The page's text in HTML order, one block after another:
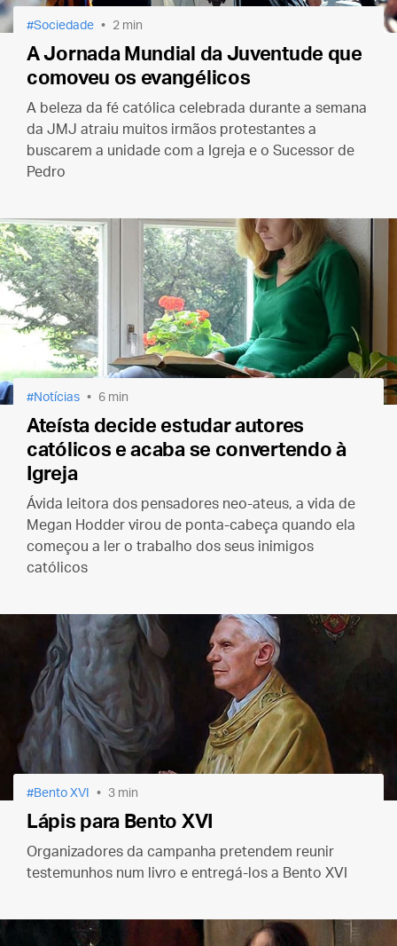
Sociedade 2 min
A Jornada Mundial da Juventude que
comoveu os evangélicos
A beleza da fé católica celebrada durante a semana
da JMJ atraiu muitos irmãos protestantes a
buscarem a unidade com a Igreja e o Sucessor de
Pedro
Notícias 6 min
Ateísta decide estudar autores
católicos e acaba se convertendo à
Igreja
Ávida leitora dos pensadores neo-ateus, a vida de
Megan Hodder virou de ponta-cabeça quando ela
começou a ler o trabalho dos seus inimigos
católicos
Bento XVI 3 min
Lápis para Bento XVI
Organizadores da campanha pretendem reunir
testemunhos num livro e entregá-los a Bento XVI